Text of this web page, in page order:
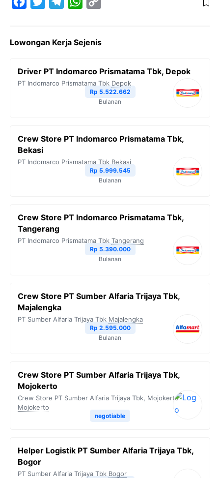
e
o
t
e
e
r
t
A
y
i
n
k
Lowongan Kerja Sejenis
Driver PT Indomarco Prismatama Tbk, Depok
PT Indomarco Prismatama Tbk Depok
Rp 5.522.662
Bulanan
Crew Store PT Indomarco Prismatama Tbk,
Bekasi
PT Indomarco Prismatama Tbk Bekasi
Rp 5.999.545
Bulanan
Crew Store PT Indomarco Prismatama Tbk,
Tangerang
PT Indomarco Prismatama Tbk Tangerang
Rp 5.390.000
Bulanan
Crew Store PT Sumber Alfaria Trijaya Tbk,
Majalengka
PT Sumber Alfaria Trijaya Tbk Majalengka
Rp 2.595.000
Bulanan
Crew Store PT Sumber Alfaria Trijaya Tbk,
Mojokerto
Crew Store PT Sumber Alfaria Trijaya Tbk, Mojokerto
Mojokerto
negotiable
Helper Logistik PT Sumber Alfaria Trijaya Tbk,
Bogor
PT Sumber Alfaria Trijaya Tbk Bogor